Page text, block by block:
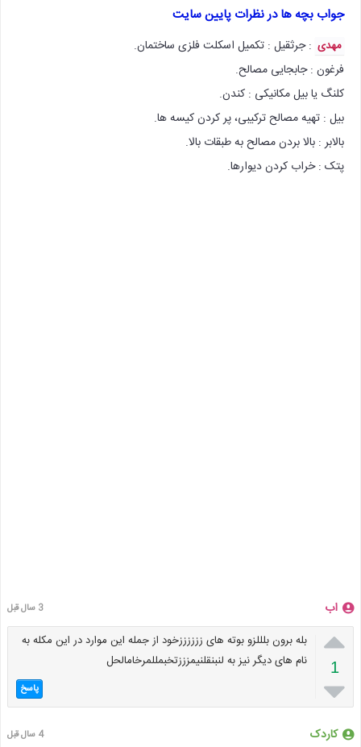
جواب بچه ها در نظرات پایین سایت
مهدی : جرثقیل : تکمیل اسکلت فلزی ساختمان.
فرغون : جابجایی مصالح.
کلنگ یا بیل مکانیکی : کندن.
بیل : تهیه مصالح ترکیبی، پر کردن کیسه ها.
بالابر : بالا بردن مصالح به طبقات بالا.
پتک : خراب کردن دیوارها.
اب 3 سال قبل

1

بله برون بلللزو بوته های ززززززخود از جمله این موارد در این مکله به
نام های دیگر نیز به لنبنقلنیمزززتخبمللمرخامالحل
پاسخ
کاردک 4 سال قبل